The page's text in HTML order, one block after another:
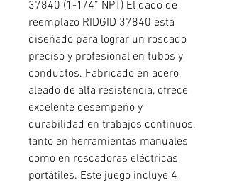
37840 (1-1/4” NPT) El dado de
reemplazo RIDGID 37840 está
diseñado para lograr un roscado
preciso y profesional en tubos y
conductos. Fabricado en acero
aleado de alta resistencia, ofrece
excelente desempeño y
durabilidad en trabajos continuos,
tanto en herramientas manuales
como en roscadoras eléctricas
portátiles. Este juego incluye 4